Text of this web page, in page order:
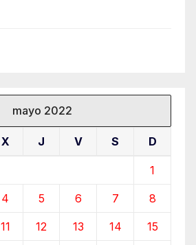
mayo 2022
X J V S D
1
4 5 6 7 8
11 12 13 14 15